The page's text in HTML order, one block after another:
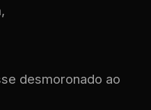
desmoronado ao